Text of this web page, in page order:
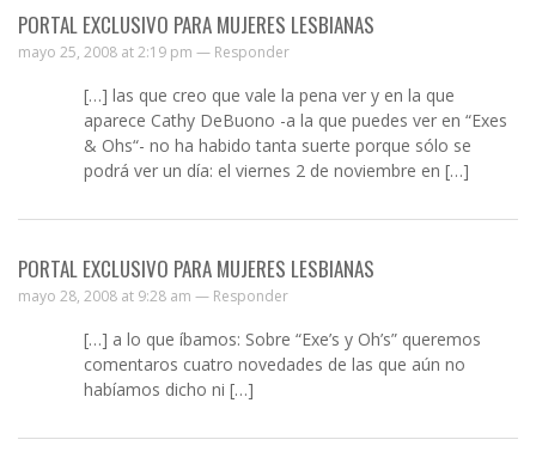
PORTAL EXCLUSIVO PARA MUJERES LESBIANAS
mayo 25, 2008 at 2:19 pm — Responder
[…] las que creo que vale la pena ver y en la que
aparece Cathy DeBuono -a la que puedes ver en “Exes
& Ohs“- no ha habido tanta suerte porque sólo se
podrá ver un día: el viernes 2 de noviembre en […]
PORTAL EXCLUSIVO PARA MUJERES LESBIANAS
mayo 28, 2008 at 9:28 am — Responder
[…] a lo que íbamos: Sobre “Exe’s y Oh’s” queremos
comentaros cuatro novedades de las que aún no
habíamos dicho ni […]